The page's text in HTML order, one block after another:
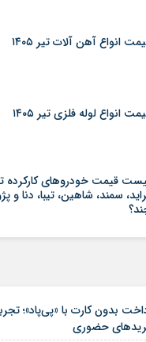
انواع آهن آلات تیر ۱۴۰۵
انواع لوله فلزی تیر ۱۴۰۵
بدون کارت با «پی‌پاد»؛
حضوری